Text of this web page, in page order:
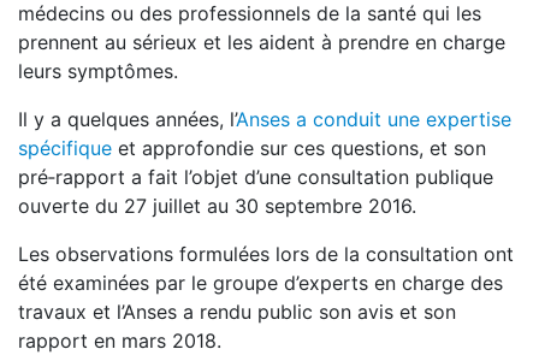
médecins ou des professionnels de la santé qui les
prennent au sérieux et les aident à prendre en charge
leurs symptômes.
Il y a quelques années, l’Anses a conduit une expertise
spécifique et approfondie sur ces questions, et son
pré‑rapport a fait l’objet d’une consultation publique
ouverte du 27 juillet au 30 septembre 2016.
Les observations formulées lors de la consultation ont
été examinées par le groupe d’experts en charge des
travaux et l’Anses a rendu public son avis et son
rapport en mars 2018.